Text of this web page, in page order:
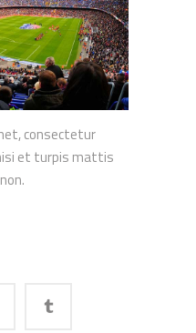
consectetur
et turpis mattis